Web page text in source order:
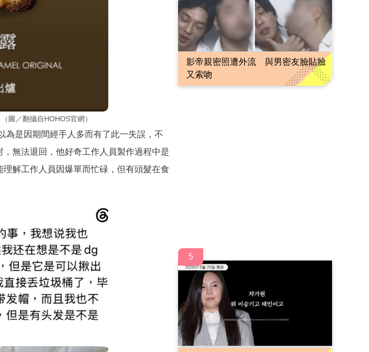
圖／翻攝自HOHOS官網）
為是因期間經手人多而有了此一失誤，不
無法退回，他好奇工作人員製作過程中是
解工作人員因爆單而忙碌，但有頭髮在食
影帝親密照遭外流 與男密友臉貼臉
又索吻
5